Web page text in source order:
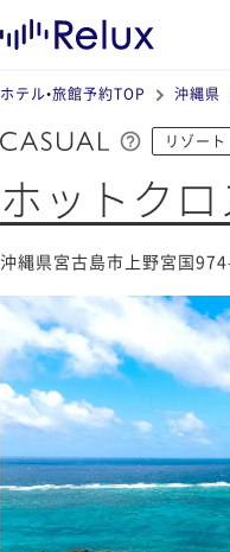
ホテル•旅館予約TOP 沖縄県
リゾート
ホットク
沖縄県宮古島市上野宮国